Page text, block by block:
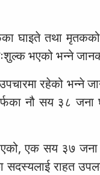
घाइते तथा
भएको भन्ने
रहेको भन्ने
नौ सय ३८
एक सय ३७ जना
सदस्यलाई राहत